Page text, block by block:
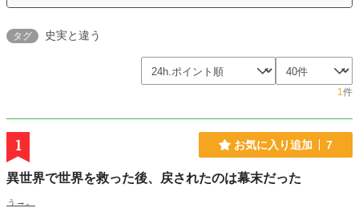
タグ 史実と違う
1件
1 お気に入り追加 7
異世界で世界を救った後、戻されたのは幕末だった
ぅ→。